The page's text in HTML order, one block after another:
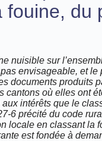
fouine,
nuisible sur
envisageable, et
documents produits
où elles ont
intérêts que le
6 précité du code
locale en classant la
est fondée à